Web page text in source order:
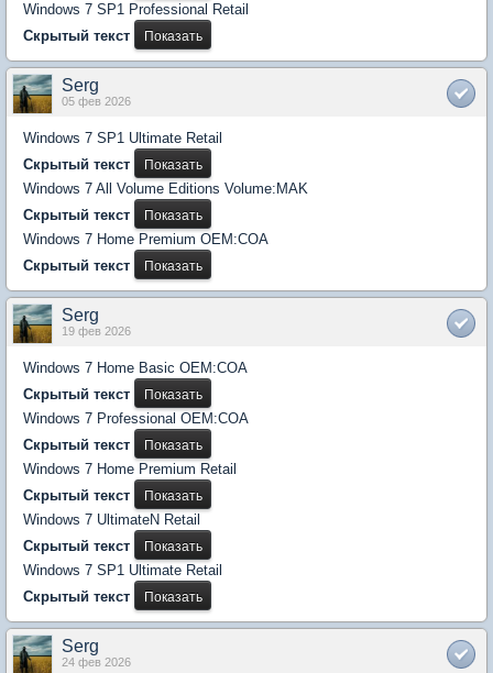
Windows 7 SP1 Professional Retail
Скрытый текст
Serg
05 фев 2026
Windows 7 SP1 Ultimate Retail
Скрытый текст
Windows 7 All Volume Editions Volume:MAK
Скрытый текст
Windows 7 Home Premium OEM:COA
Скрытый текст
Serg
19 фев 2026
Windows 7 Home Basic OEM:COA
Скрытый текст
Windows 7 Professional OEM:COA
Скрытый текст
Windows 7 Home Premium Retail
Скрытый текст
Windows 7 UltimateN Retail
Скрытый текст
Windows 7 SP1 Ultimate Retail
Скрытый текст
Serg
24 фев 2026